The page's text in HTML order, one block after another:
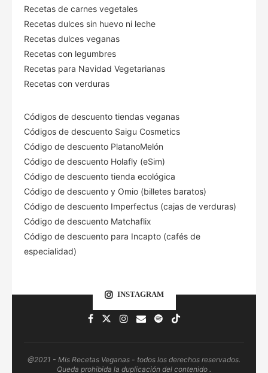
Recetas de carnes vegetales
Recetas dulces sin huevo ni leche
Recetas dulces veganas
Recetas con legumbres
Recetas para Navidad Vegetarianas
Recetas con verduras
Códigos de descuento tiendas veganas
Códigos de descuento Saigu Cosmetics
Código de descuento PlatanoMelón
Código de descuento Holafly (eSim)
Código de descuento tienda ecológica
Código de descuento y Omio (billetes baratos)
Código de descuento Imperfectus (cajas de verduras)
Código de descuento Matchaflix
Código de descuento para Incapto (cafés de
especialidad)
INSTAGRAM
@2021 - Mis Recetas Veganas - todos los derechos reservados.
Queda prohibida la duplicación del contenido .